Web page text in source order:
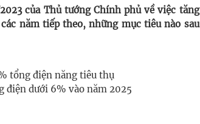
của Thủ tướng Chính phủ về việc tăng
năm tiếp theo, những mục tiêu nào sau
tổng điện năng tiêu thụ
dưới 6% vào năm 2025